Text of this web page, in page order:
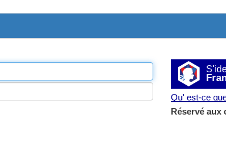
Qu' est-ce
Réservé aux